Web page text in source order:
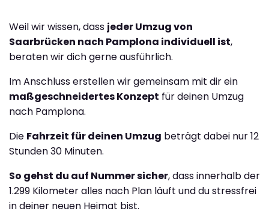
Weil wir wissen, dass jeder Umzug von
Saarbrücken nach Pamplona individuell ist,
beraten wir dich gerne ausführlich.
Im Anschluss erstellen wir gemeinsam mit dir ein
maßgeschneidertes Konzept für deinen Umzug
nach Pamplona.
Die Fahrzeit für deinen Umzug beträgt dabei nur 12
Stunden 30 Minuten.
So gehst du auf Nummer sicher, dass innerhalb der
1.299 Kilometer alles nach Plan läuft und du stressfrei
in deiner neuen Heimat bist.